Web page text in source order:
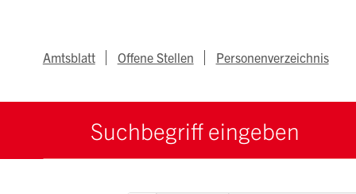
Metanav
Amtsblatt Offene Stellen Personenverzeichnis
Suchbegriff